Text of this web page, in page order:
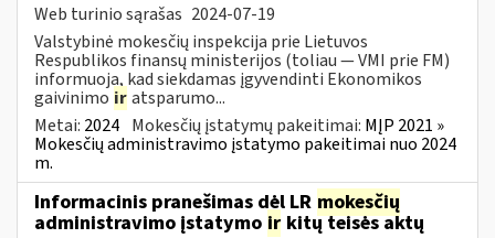
Web turinio sąrašas 2024-07-19
Valstybinė mokesčių inspekcija prie Lietuvos
Respublikos finansų ministerijos (toliau — VMI prie FM)
informuoja, kad siekdamas įgyvendinti Ekonomikos
gaivinimo iratsparumo...
Metai: 2024 Mokesčių įstatymų pakeitimai: MĮP 2021 »
Mokesčių administravimo įstatymo pakeitimai nuo 2024
m.
Informacinis pranešimas dėl LR mokesčių
administravimo įstatymo ir kitų teisės aktų